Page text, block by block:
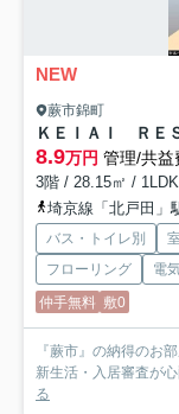
NEW
蕨市錦町
ＫＥＩＡＩ ＲＥ
8.9万円 管理/共益
3階 / 28.15㎡ /
埼京線「北戸田」
バス・トイレ別
フローリング
電
仲手無料 敷0
『蕨市』の納得のお
新生活・入居審査が
る